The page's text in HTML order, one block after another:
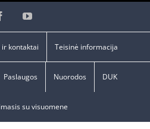
FacebookYouTube
kontaktai Teisinė informacija
Paslaugos Nuorodos DUK
su visuomene